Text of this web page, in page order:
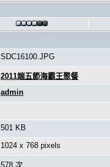
SDC16100.JPG
2011端五節海霸王聚餐
admin
501 KB
1024 x 768 pixels